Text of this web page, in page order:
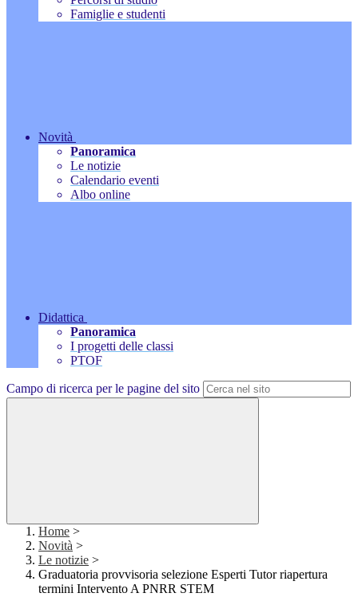
Famiglie e studenti
Novità
Panoramica
Le notizie
Calendario eventi
Albo online
Didattica
Panoramica
I progetti delle classi
PTOF
Campo di ricerca per le pagine del sito
Home >
Novità >
Le notizie >
Graduatoria provvisoria selezione Esperti Tutor riapertura
termini Intervento A PNRR STEM